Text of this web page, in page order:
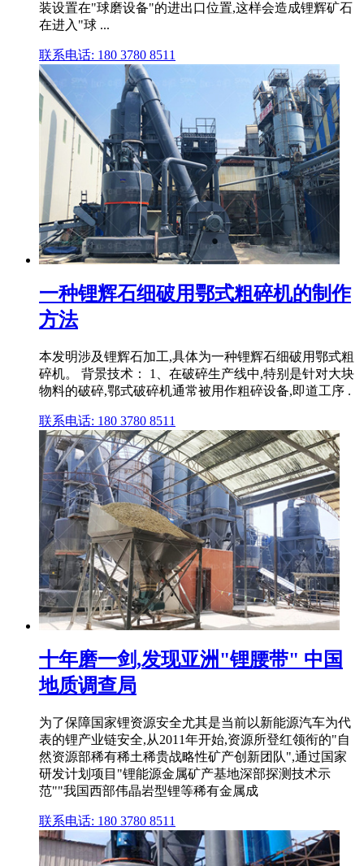
装设置在"球磨设备"的进出口位置,这样会造成锂辉矿石
在进入"球 ...
联系电话: 180 3780 8511
一种锂辉石细破用鄂式粗碎机的制作
方法
本发明涉及锂辉石加工,具体为一种锂辉石细破用鄂式粗
碎机。 背景技术： 1、在破碎生产线中,特别是针对大块
物料的破碎,鄂式破碎机通常被用作粗碎设备,即道工序 .
联系电话: 180 3780 8511
十年磨一剑,发现亚洲"锂腰带" 中国
地质调查局
为了保障国家锂资源安全尤其是当前以新能源汽车为代
表的锂产业链安全,从2011年开始,资源所登红领衔的"自
然资源部稀有稀土稀贵战略性矿产创新团队",通过国家
研发计划项目"锂能源金属矿产基地深部探测技术示
范""我国西部伟晶岩型锂等稀有金属成
联系电话: 180 3780 8511